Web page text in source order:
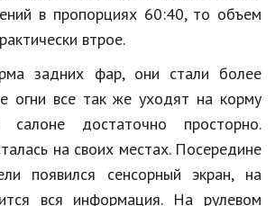
в пропорциях 60:40, то объем
втрое.
задних фар, они стали более
огни все так же уходят на корму
достаточно просторно.
на своих местах. Посередине
появился сенсорный экран, на
вся информация. На рулевом